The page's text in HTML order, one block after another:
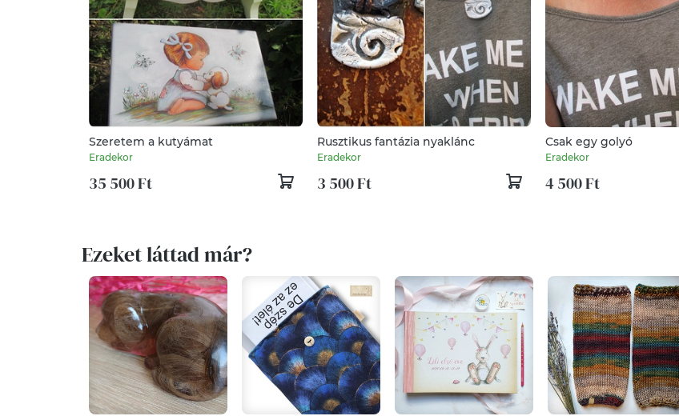
Szeretem a kutyámat
Eradekor
35 500 Ft
Rusztikus fantázia nyaklánc
Eradekor
3 500 Ft
Csak egy golyó
Eradekor
4 500 Ft
Ezeket láttad már?